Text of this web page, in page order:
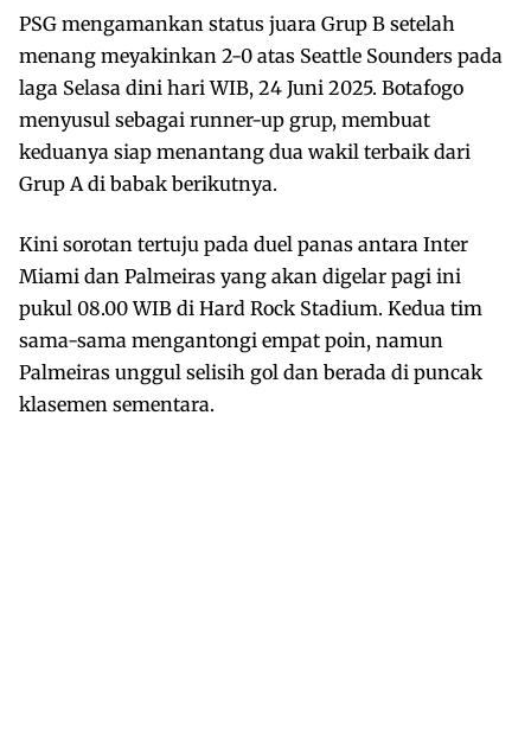
PSG mengamankan status juara Grup B setelah
menang meyakinkan 2-0 atas Seattle Sounders pada
laga Selasa dini hari WIB, 24 Juni 2025. Botafogo
menyusul sebagai runner-up grup, membuat
keduanya siap menantang dua wakil terbaik dari
Grup A di babak berikutnya.
Kini sorotan tertuju pada duel panas antara Inter
Miami dan Palmeiras yang akan digelar pagi ini
pukul 08.00 WIB di Hard Rock Stadium. Kedua tim
sama-sama mengantongi empat poin, namun
Palmeiras unggul selisih gol dan berada di puncak
klasemen sementara.